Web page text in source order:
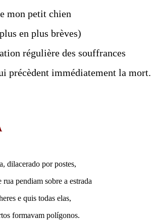
mon petit chien
en plus brèves)
régulière des souffrances
précèdent immédiatement la mort.
dilacerado por postes,
pendiam sobre a estrada
e quis todas elas,
formavam polígonos.